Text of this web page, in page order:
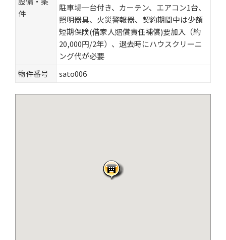
件
駐車場一台付き、カーテン、エアコン1台、
照明器具、火災警報器、契約期間中は少額
短期保険(借家人賠償責任補償)要加入（約
20,000円/2年）、退去時にハウスクリーニ
ング代が必要
物件番号
sato006